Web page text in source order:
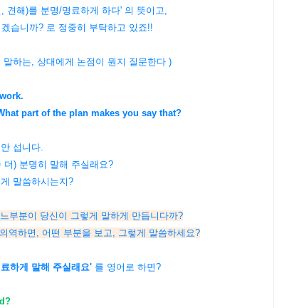
견해)를 분명/명료하게 하다' 의 뜻이고,
습니까? 로 정중히 부탁하고 있죠!!
하는, 상대에게 논점이 뭔지 질문한다 )
part of the plan makes you say that?
섭니다.
) 분명히 말해 주실래요?
말씀하시는지?
부분이 당신이 그렇게 말하게 만듭니다까?
분을 보고, 그렇게 말씀하세요?
하게 말해 주실래요' 를 영어로 하면?